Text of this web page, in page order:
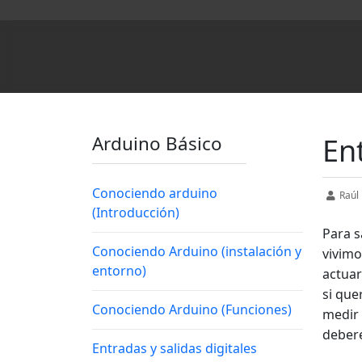
Arduino Básico
Conociendo arduino
(Introducción)
Conociendo Arduino (instalación y
entorno)
Conociendo Arduino (Funciones)
Entradas y salidas digitales
Para
si
medir